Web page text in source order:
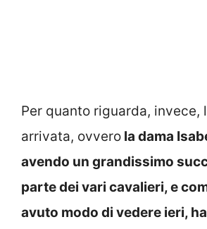
Per quanto riguarda, invece,
arrivata, ovvero la dama
avendo un grandissimo
parte dei vari cavalieri, e
avuto modo di vedere ieri,